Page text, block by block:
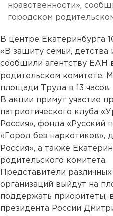
нравственности»,
городском
В центре Екатеринбурга
«В защиту семьи, детства
сообщили агентству ЕАН
родительском комитете.
площади Труда в 13 часов.
В акции примут участие
патриотического клуба
Россия», фонда «Русский
«Город без наркотиков»,
Россия», а также
родительского комитета.
Представители
организаций выйдут на
поддержать приоритеты,
президента России